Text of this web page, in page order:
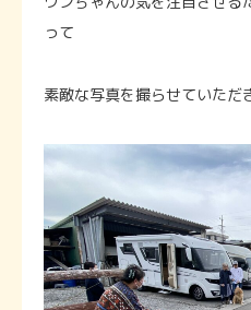
って
素敵な写真を撮らせていただ